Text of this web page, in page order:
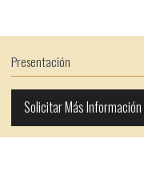
Presentación
Solicitar Más Información